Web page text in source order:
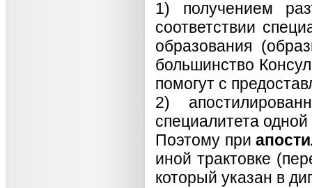
1) получением
соответствии
образования
большинство
помогут с
2)
специалитета
Поэтому при
иной трактовке
который указан в